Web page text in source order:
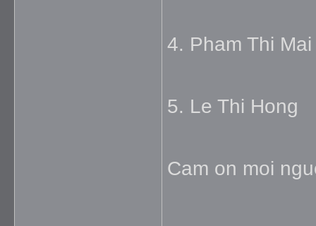
4. Pham Thi
5. Le Thi Hong
Cam on moi